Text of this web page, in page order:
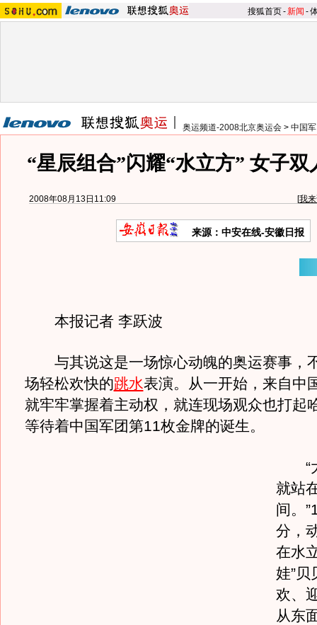
搜狐首页-新闻 -
奥运频道-2008北京奥运会 > 中国
“星辰组合”闪耀“水立方” 女子双
2008年08月13日11:09 [我
来源：中安在线-安徽日报
本报记者 李跃波
与其说这是一场惊心动魄的奥运赛事，
场轻松欢快的跳水表演。从一开始，来自中
就牢牢掌握着主动权，就连现场观众也打起
等待着中国军团第11枚金牌的诞生。
“大
就站
间。
分，
在水
娃”贝
欢、
从东